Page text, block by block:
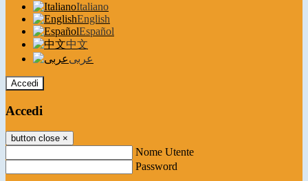
Italiano
English
Español
中文
عربى
Accedi
Accedi
button close ×
Nome Utente
Password